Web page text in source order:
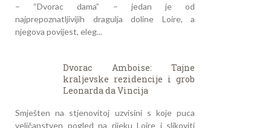
– “Dvorac dama” – jedan je od
najprepoznatljivijih dragulja doline Loire, a
njegova povijest, eleg...
Dvorac Amboise: Tajne
kraljevske rezidencije i grob
Leonarda da Vincija
Smješten na stjenovitoj uzvisini s koje puca
veličanstven pogled na rijeku Loire i slikoviti